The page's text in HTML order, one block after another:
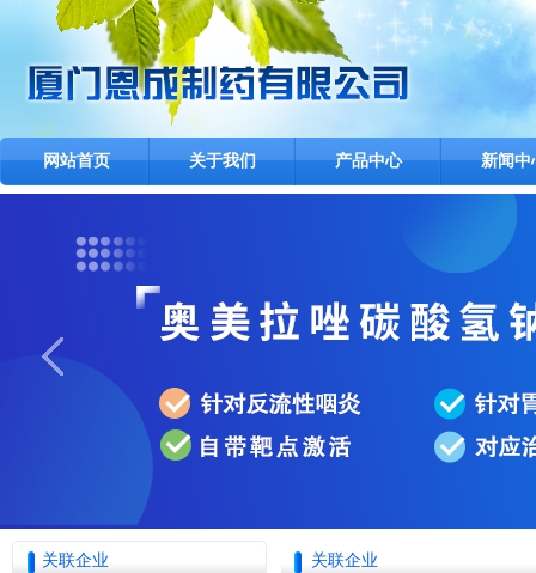
网站首页 关于我们 产品中心 新闻中
关联企业 关联企业